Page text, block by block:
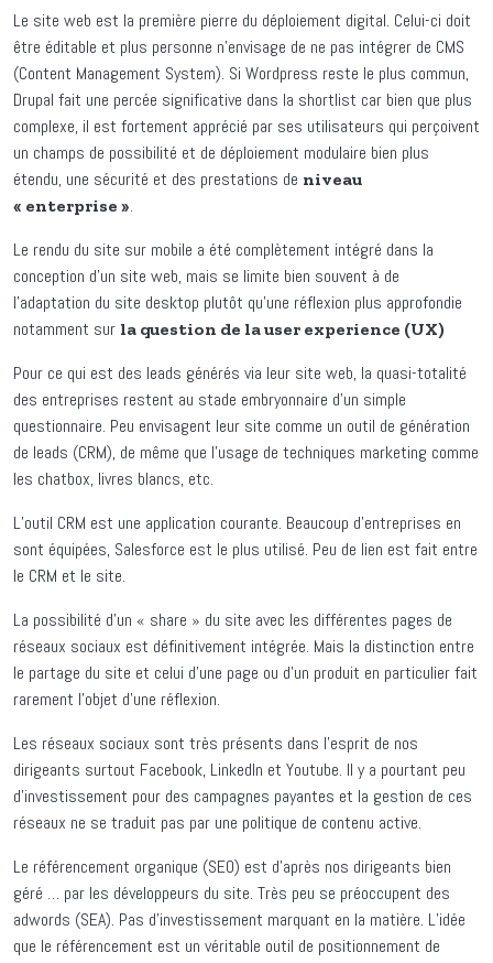
Le site web est la première pierre du déploiement digital. Celui-ci doit
être éditable et plus personne n’envisage de ne pas intégrer de CMS
(Content Management System). Si Wordpress reste le plus commun,
Drupal fait une percée significative dans la shortlist car bien que plus
complexe, il est fortement apprécié par ses utilisateurs qui perçoivent
un champs de possibilité et de déploiement modulaire bien plus
étendu, une sécurité et des prestations de niveau
« enterprise ».
Le rendu du site sur mobile a été complètement intégré dans la
conception d’un site web, mais se limite bien souvent à de
l’adaptation du site desktop plutôt qu’une réflexion plus approfondie
notamment sur la question de la user experience (UX)
Pour ce qui est des leads générés via leur site web, la quasi-totalité
des entreprises restent au stade embryonnaire d’un simple
questionnaire. Peu envisagent leur site comme un outil de génération
de leads (CRM), de même que l’usage de techniques marketing comme
les chatbox, livres blancs, etc.
L’outil CRM est une application courante. Beaucoup d’entreprises en
sont équipées, Salesforce est le plus utilisé. Peu de lien est fait entre
le CRM et le site.
La possibilité d’un « share » du site avec les différentes pages de
réseaux sociaux est définitivement intégrée. Mais la distinction entre
le partage du site et celui d’une page ou d’un produit en particulier fait
rarement l’objet d’une réflexion.
Les réseaux sociaux sont très présents dans l’esprit de nos
dirigeants surtout Facebook, LinkedIn et Youtube. Il y a pourtant peu
d’investissement pour des campagnes payantes et la gestion de ces
réseaux ne se traduit pas par une politique de contenu active.
Le référencement organique (SEO) est d’après nos dirigeants bien
géré … par les développeurs du site. Très peu se préoccupent des
adwords (SEA). Pas d’investissement marquant en la matière. L’idée
que le référencement est un véritable outil de positionnement de